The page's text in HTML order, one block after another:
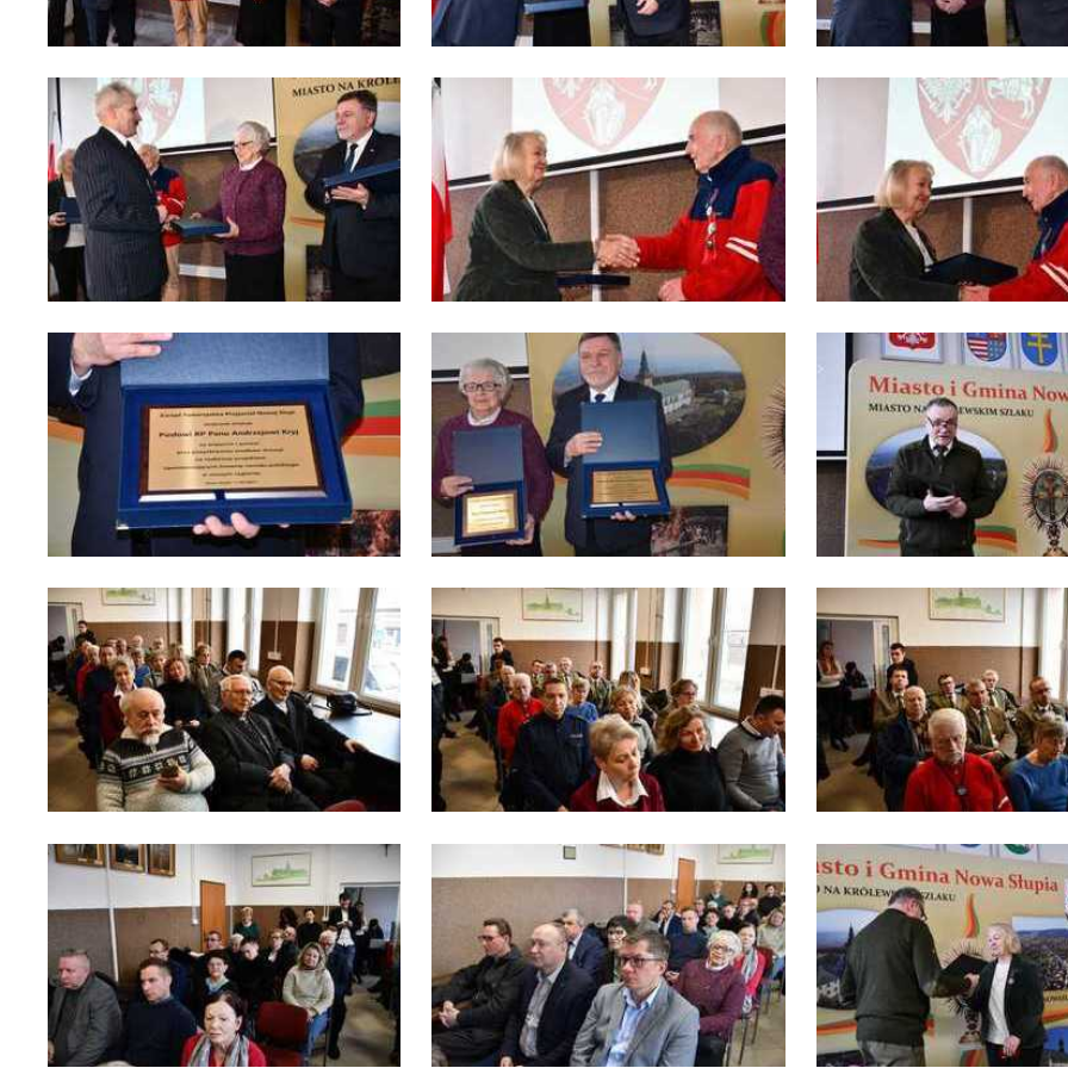
Promocyjne pliki cookies służą do prezentowania Ci naszych komunikatów na
podstawie analizy Twoich upodobań oraz Twoich zwyczajów dotyczących
stronach podmiotów trzecich lub firm będących naszymi partnerami oraz innych
dostawców usług. Firmy te działają w charakterze pośredników prezentujących
nasze treści w postaci wiadomości, ofert, komunikatów mediów
społecznościowych.
Więcej